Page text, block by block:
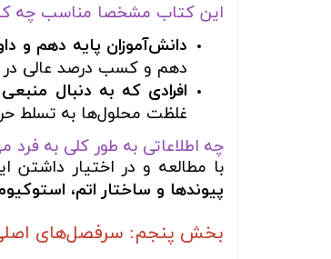
این کتاب مشخصا مناسب چه
دانش‌آموزان پایه دهم و
دهم و کسب درصد عالی در
افرادی که به دنبال
غلظت محلول‌ها به تسلط
چه اطلاعاتی به طور کلی به فرد
با مطالعه و در اختیار داشتن
پیوندها و ساختار اتم،
بخش پنجم: سرفصل‌های